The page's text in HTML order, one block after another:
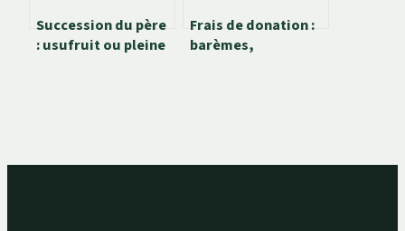
Succession du père
: usufruit ou pleine
Frais de donation :
barèmes,